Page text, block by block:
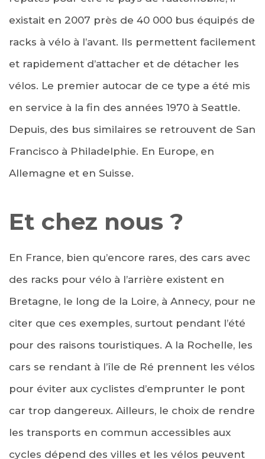
existait en 2007 près de 40 000 bus équipés de
racks à vélo à l’avant. Ils permettent facilement
et rapidement d’attacher et de détacher les
vélos. Le premier autocar de ce type a été mis
en service à la fin des années 1970 à Seattle.
Depuis, des bus similaires se retrouvent de San
Francisco à Philadelphie. En Europe, en
Allemagne et en Suisse.
Et chez nous ?
En France, bien qu’encore rares, des cars avec
des racks pour vélo à l’arrière existent en
Bretagne, le long de la Loire, à Annecy, pour ne
citer que ces exemples, surtout pendant l’été
pour des raisons touristiques. A la Rochelle, les
cars se rendant à l’île de Ré prennent les vélos
pour éviter aux cyclistes d’emprunter le pont
car trop dangereux. Ailleurs, le choix de rendre
les transports en commun accessibles aux
cycles dépend des villes et les vélos peuvent